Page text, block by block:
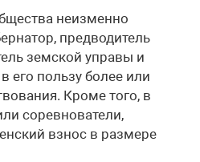
неизменно
предводитель
земской управы и
его пользу более или
Кроме того, в
соревнователи,
взнос в размере